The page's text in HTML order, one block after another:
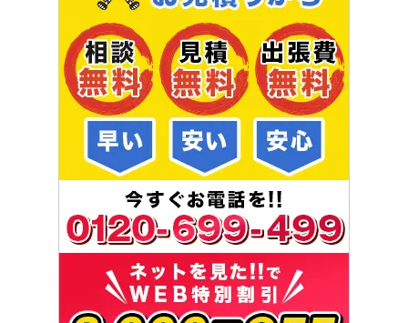
浴室詰まり
お風呂の詰まり
[埼玉県川口市安行領家]
2021-03-16
お風呂の水が抜けない
[千葉県千葉市中央区登戸]
2021-03-15
浴室詰まり
洗い場から逆流してくる
[大阪府堺市北区金岡町]
2021-03-12